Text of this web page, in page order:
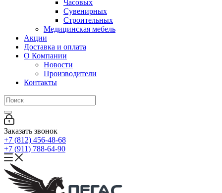
Часовых
Сувенирных
Строительных
Медицинская мебель
Акции
Доставка и оплата
О Компании
Новости
Производители
Контакты
Заказать звонок
+7 (812) 456-48-68
+7 (911) 788-64-90